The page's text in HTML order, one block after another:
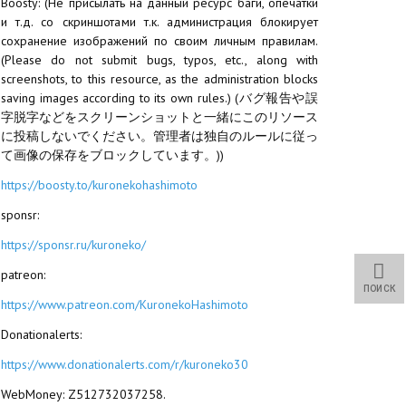
и т.д. со скриншотами т.к. администрация блокирует
сохранение изображений по своим личным правилам.
(Please do not submit bugs, typos, etc., along with
screenshots, to this resource, as the administration blocks
saving images according to its own rules.) (バグ報告や誤
字脱字などをスクリーンショットと一緒にこのリソース
に投稿しないでください。管理者は独自のルールに従っ
て画像の保存をブロックしています。))
https://boosty.to/kuronekohashimoto
sponsr:
https://sponsr.ru/kuroneko/
patreon:
https://www.patreon.com/KuronekoHashimoto
Donationalerts:
https://www.donationalerts.com/r/kuroneko30
WebMoney: Z512732037258.
ПОИСК